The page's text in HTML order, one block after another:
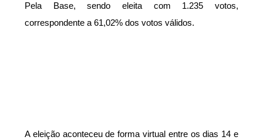
Pela Base, sendo eleita com 1.235 votos,
correspondente a 61,02% dos votos válidos.
A eleição aconteceu de forma virtual entre os dias 14 e